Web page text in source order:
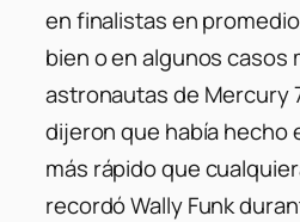
en finalistas en
bien o en algunos casos
astronautas de Mercury
dijeron que había hecho
más rápido que
recordó Wally Funk